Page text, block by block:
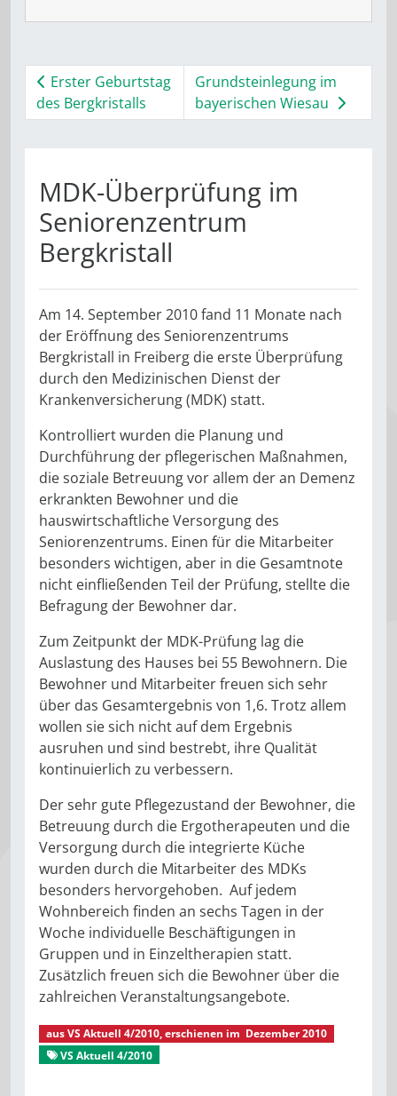
Erster Geburtstag
des Bergkristalls
Grundsteinlegung im
bayerischen Wiesau
MDK-Überprüfung im
Seniorenzentrum
Bergkristall
Am 14. September 2010 fand 11 Monate nach
der Eröffnung des Seniorenzentrums
Bergkristall in Freiberg die erste Überprüfung
durch den Medizinischen Dienst der
Krankenversicherung (MDK) statt.
Kontrolliert wurden die Planung und
Durchführung der pflegerischen Maßnahmen,
die soziale Betreuung vor allem der an Demenz
erkrankten Bewohner und die
hauswirtschaftliche Versorgung des
Seniorenzentrums. Einen für die Mitarbeiter
besonders wichtigen, aber in die Gesamtnote
nicht einfließenden Teil der Prüfung, stellte die
Befragung der Bewohner dar.
Zum Zeitpunkt der MDK-Prüfung lag die
Auslastung des Hauses bei 55 Bewohnern. Die
Bewohner und Mitarbeiter freuen sich sehr
über das Gesamtergebnis von 1,6. Trotz allem
wollen sie sich nicht auf dem Ergebnis
ausruhen und sind bestrebt, ihre Qualität
kontinuierlich zu verbessern.
Der sehr gute Pflegezustand der Bewohner, die
Betreuung durch die Ergotherapeuten und die
Versorgung durch die integrierte Küche
wurden durch die Mitarbeiter des MDKs
besonders hervorgehoben. Auf jedem
Wohnbereich finden an sechs Tagen in der
Woche individuelle Beschäftigungen in
Gruppen und in Einzeltherapien statt.
Zusätzlich freuen sich die Bewohner über die
zahlreichen Veranstaltungsangebote.
ausVS Aktuell 4/2010, erschienen im Dezember 2010
VS Aktuell 4/2010